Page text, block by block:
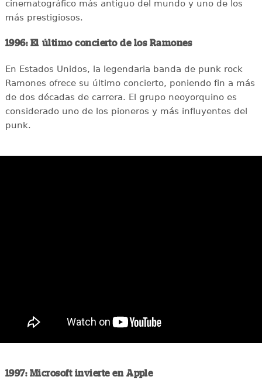
cinematográfico más antiguo del mundo y uno de los
más prestigiosos.
1996: El último concierto de los Ramones
En Estados Unidos, la legendaria banda de punk rock
Ramones ofrece su último concierto, poniendo fin a más
de dos décadas de carrera. El grupo neoyorquino es
considerado uno de los pioneros y más influyentes del
punk.
1997: Microsoft invierte en Apple